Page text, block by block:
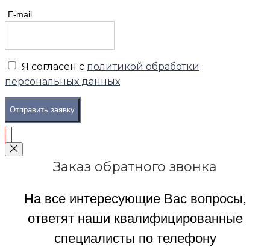
E-mail
Я согласен с политикой обработки
персональных данных
Отправить заявку
Заказ обратного звонка
На все интересующие Вас вопросы,
ответят наши квалифицированные
специалисты по телефону